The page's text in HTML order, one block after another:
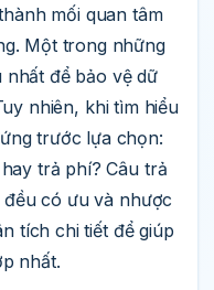
mối quan tâm
Một trong những
để bảo vệ dữ
nhiên, khi tìm hiểu
trước lựa chọn:
trả phí? Câu trả
có ưu và nhược
tích chi tiết để giúp
nhất.